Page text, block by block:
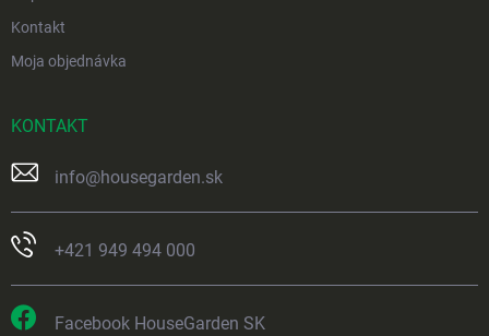
Kontakt
Moja objednávka
KONTAKT
info@housegarden.sk
+421 949 494 000
Facebook HouseGarden SK